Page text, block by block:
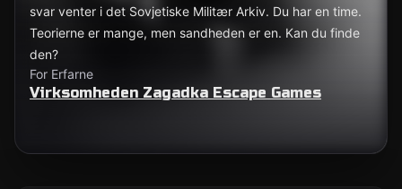
svar venter i det Sovjetiske Militær Arkiv. Du har en time.
Teorierne er mange, men sandheden er en. Kan du finde
den?
For Erfarne
Virksomheden Zagadka Escape Games